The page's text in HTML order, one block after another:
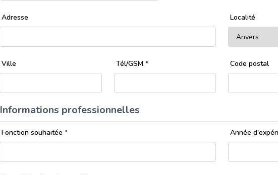
Adresse Localité
Ville Tél/GSM * Code postal
Informations professionnelles
Fonction souhaitée * Année